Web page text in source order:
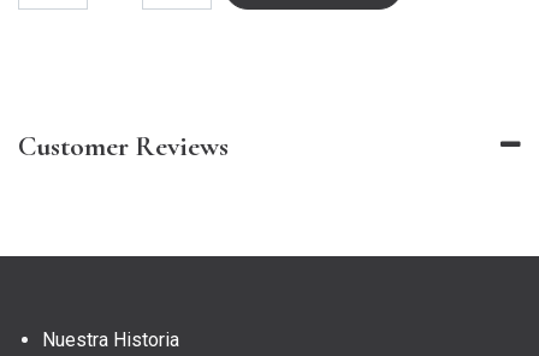
Customer Reviews
Nuestra Historia